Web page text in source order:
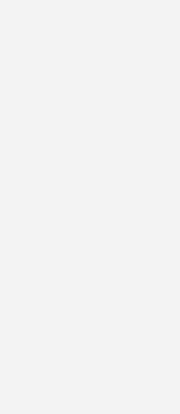
Systemgeber Gutmann
Produkten
Bedingungen
Gutmann zur Herausforderung
umfangreiche Investitionen, aber
Gutmann-CEO Brinkmann